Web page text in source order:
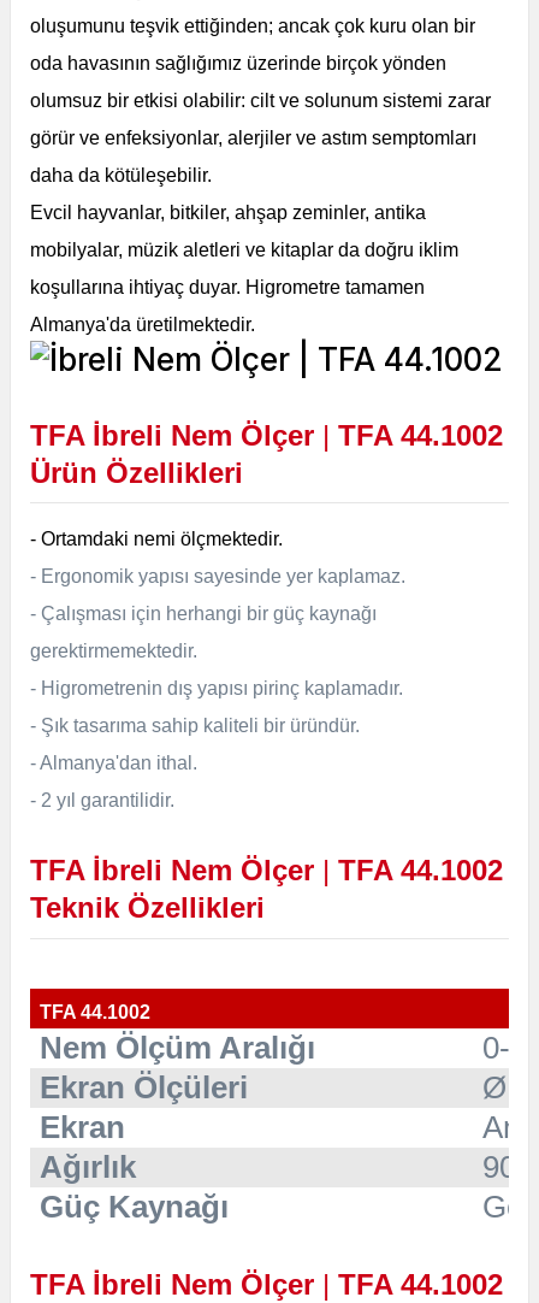
oluşumunu teşvik ettiğinden; ancak çok kuru olan bir
oda havasının sağlığımız üzerinde birçok yönden
olumsuz bir etkisi olabilir: cilt ve solunum sistemi zarar
görür ve enfeksiyonlar, alerjiler ve astım semptomları
daha da kötüleşebilir.
Evcil hayvanlar, bitkiler, ahşap zeminler, antika
mobilyalar, müzik aletleri ve kitaplar da doğru iklim
koşullarına ihtiyaç duyar. Higrometre tamamen
Almanya'da üretilmektedir.
TFA İbreli Nem Ölçer | TFA 44.1002
Ürün Özellikleri
- Ortamdaki nemi ölçmektedir.
- Ergonomik yapısı sayesinde yer kaplamaz.
- Çalışması için herhangi bir güç kaynağı
gerektirmemektedir.
- Higrometrenin dış yapısı pirinç kaplamadır.
- Şık tasarıma sahip kaliteli bir üründür.
- Almanya'dan ithal.
- 2 yıl garantilidir.
TFA İbreli Nem Ölçer | TFA 44.1002
Teknik Özellikleri
TFA 44.1002
Nem Ölçüm Aralığı
0-
Ekran Ölçüleri
Ø
Ekran
Ağırlık
90
Güç Kaynağı
TFA İbreli Nem Ölçer | TFA 44.1002